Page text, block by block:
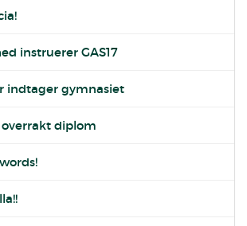
instruerer GAS17
indtager gymnasiet
overrakt diplom